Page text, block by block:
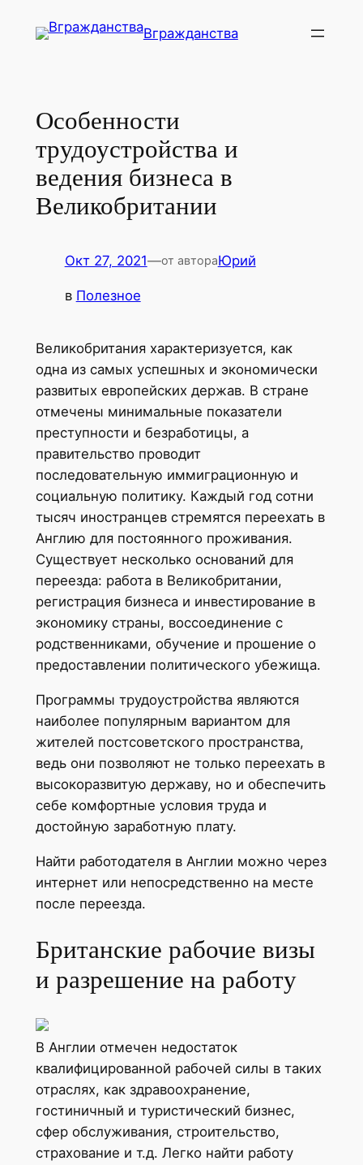
Вгражданства
Особенности
трудоустройства и
ведения бизнеса в
Великобритании
Окт 27, 2021—от автораЮрий
в Полезное
Великобритания характеризуется, как
одна из самых успешных и экономически
развитых европейских держав. В стране
отмечены минимальные показатели
преступности и безработицы, а
правительство проводит
последовательную иммиграционную и
социальную политику. Каждый год сотни
тысяч иностранцев стремятся переехать в
Англию для постоянного проживания.
Существует несколько оснований для
переезда: работа в Великобритании,
регистрация бизнеса и инвестирование в
экономику страны, воссоединение с
родственниками, обучение и прошение о
предоставлении политического убежища.
Программы трудоустройства являются
наиболее популярным вариантом для
жителей постсоветского пространства,
ведь они позволяют не только переехать в
высокоразвитую державу, но и обеспечить
себе комфортные условия труда и
достойную заработную плату.
Найти работодателя в Англии можно через
интернет или непосредственно на месте
после переезда.
Британские рабочие визы
и разрешение на работу
В Англии отмечен недостаток
квалифицированной рабочей силы в таких
отраслях, как здравоохранение,
гостиничный и туристический бизнес,
сфер обслуживания, строительство,
страхование и т.д. Легко найти работу